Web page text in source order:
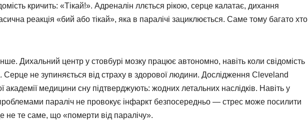
кричить: «Тікай!». Адреналін ллється рікою, серце калатає, дихання
реакція «бий або тікай», яка в паралічі зациклюється. Саме тому багато хто
Дихальний центр у стовбурі мозку працює автономно, навіть коли свідомість
Серце не зупиняється від страху в здорової людини. Дослідження Cleveland
академії медицини сну підтверджують: жодних летальних наслідків. Навіть у
параліч не провокує інфаркт безпосередньо — стрес може посилити
не те саме, що «померти від паралічу».